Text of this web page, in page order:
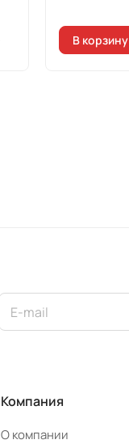
В корзину
Компания
О компании